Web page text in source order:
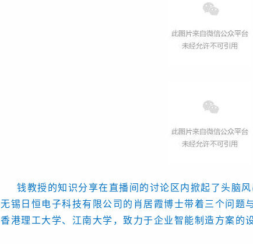
钱教授的知识分享在直播间的讨论区内掀起了头脑
无锡日恒电子科技有限公司的肖居霞博士带着三个问题
香港理工大学、江南大学，致力于企业智能制造方案的